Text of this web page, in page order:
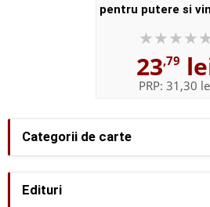
Categorii de carte
Edituri
pentru putere si
23,79
PRP: 31,30